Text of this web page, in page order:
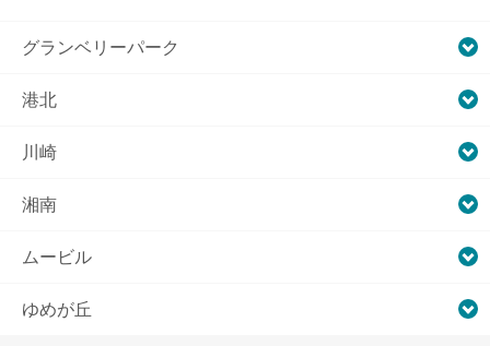
グランベリーパーク
港北
川崎
湘南
ムービル
ゆめが丘